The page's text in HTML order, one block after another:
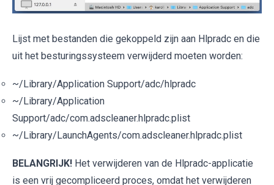
Lijst met bestanden die gekoppeld zijn aan Hlpradc en die
uit het besturingssysteem verwijderd moeten worden:
~/Library/Application Support/adc/hlpradc
~/Library/Application
Support/adc/com.adscleaner.hlpradc.plist
~/Library/LaunchAgents/com.adscleaner.hlpradc.plist
BELANGRIJK! Het verwijderen van de Hlpradc-applicatie
is een vrij gecompliceerd proces, omdat het verwijderen